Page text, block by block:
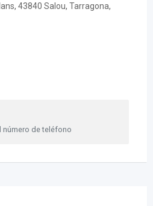
43840 Salou, Tarragona,
número de teléfono